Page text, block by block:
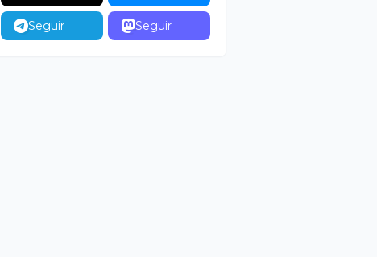
Seguir Seguir